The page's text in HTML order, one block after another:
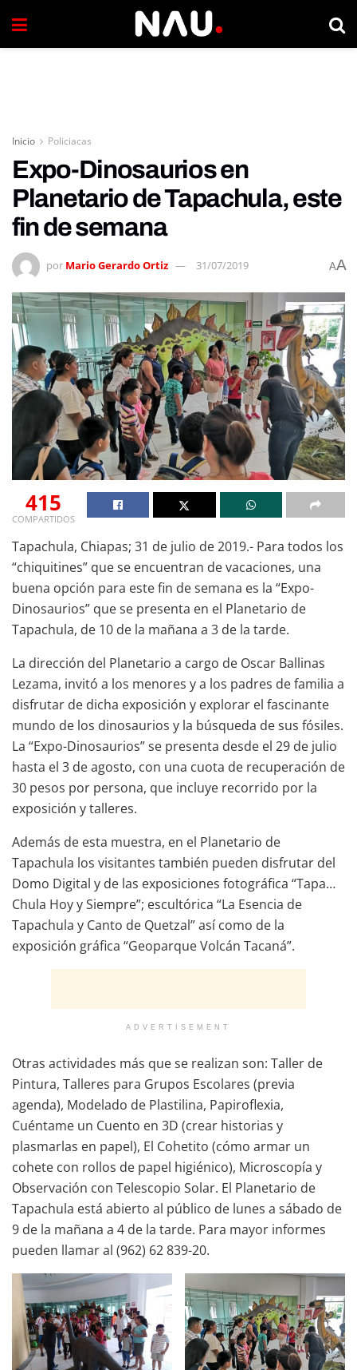
Inicio Policiacas
Expo-Dinosaurios en
Planetario de Tapachula, este
fin de semana
por Mario Gerardo Ortiz 31/07/2019 AA
415
COMPARTIDOS
Tapachula, Chiapas; 31 de julio de 2019.- Para todos los
“chiquitines” que se encuentran de vacaciones, una
buena opción para este fin de semana es la “Expo-
Dinosaurios” que se presenta en el Planetario de
Tapachula, de 10 de la mañana a 3 de la tarde.
La dirección del Planetario a cargo de Oscar Ballinas
Lezama, invitó a los menores y a los padres de familia a
disfrutar de dicha exposición y explorar el fascinante
mundo de los dinosaurios y la búsqueda de sus fósiles.
La “Expo-Dinosaurios” se presenta desde el 29 de julio
hasta el 3 de agosto, con una cuota de recuperación de
30 pesos por persona, que incluye recorrido por la
exposición y talleres.
Además de esta muestra, en el Planetario de
Tapachula los visitantes también pueden disfrutar del
Domo Digital y de las exposiciones fotográfica “Tapa…
Chula Hoy y Siempre”; escultórica “La Esencia de
Tapachula y Canto de Quetzal” así como de la
exposición gráfica “Geoparque Volcán Tacaná”.
ADVERTISEMENT
Otras actividades más que se realizan son: Taller de
Pintura, Talleres para Grupos Escolares (previa
agenda), Modelado de Plastilina, Papiroflexia,
Cuéntame un Cuento en 3D (crear historias y
plasmarlas en papel), El Cohetito (cómo armar un
cohete con rollos de papel higiénico), Microscopía y
Observación con Telescopio Solar. El Planetario de
Tapachula está abierto al público de lunes a sábado de
9 de la mañana a 4 de la tarde. Para mayor informes
pueden llamar al (962) 62 839-20.